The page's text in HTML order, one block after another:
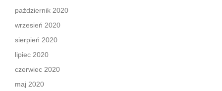
październik 2020
wrzesień 2020
sierpień 2020
lipiec 2020
czerwiec 2020
maj 2020